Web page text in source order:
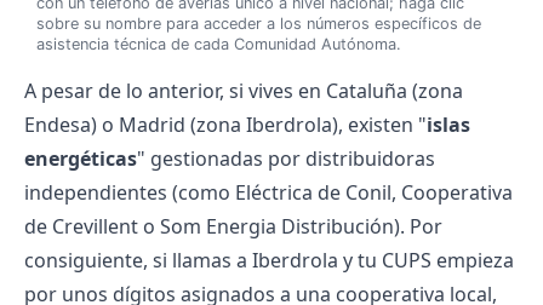
sobre su nombre para acceder a los números específicos de
asistencia técnica de cada Comunidad Autónoma.
A pesar de lo anterior, si vives en Cataluña (zona
Endesa) o Madrid (zona Iberdrola), existen "islas
energéticas" gestionadas por distribuidoras
independientes (como Eléctrica de Conil, Cooperativa
de Crevillent o Som Energia Distribución). Por
consiguiente, si llamas a Iberdrola y tu CUPS empieza
por unos dígitos asignados a una cooperativa local,